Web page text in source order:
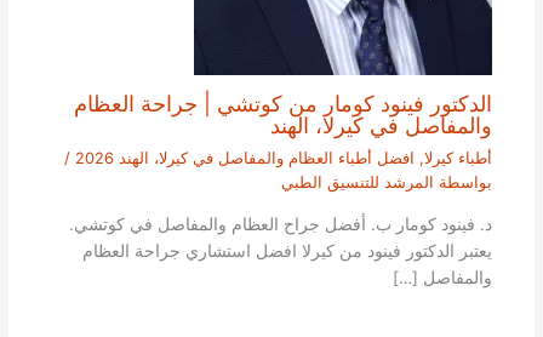
الدكتور فينود كومار من كوتشي | جراحة العظام
والمفاصل في كيرلا، الهند
أطباء كيرلا, افضل أطباء العظام والمفاصل في كيرلا، الهند 2026
/
بواسطة المرشد للتنسيق الطبي
د. فينود كومار ب. أفضل جراح العظام والمفاصل في كوتشي.
يعتبر الدكتور فينود من كيرلا افضل استشاري جراحة العظام
والمفاصل […]